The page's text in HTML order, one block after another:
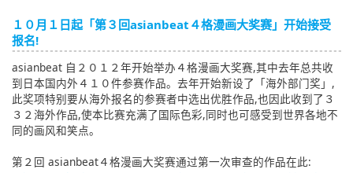
１０月１日起「第３回asianbeat４格漫画大奖赛」开始接受
报名!
asianbeat 自２０１２年开始举办４格漫画大奖赛,其中去年总共收
到日本国内外４１０件参赛作品。去年开始新设了「海外部门奖」,
此奖项特别要从海外报名的参赛者中选出优胜作品,也因此收到了３
３２海外作品,使本比赛充满了国际色彩,同时也可感受到世界各地不
同的画风和笑点。
第２回 asianbeat４格漫画大奖赛通过第一次审查的作品在此: